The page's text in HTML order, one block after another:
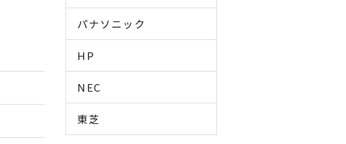
パナソニック
HP
NEC
東芝